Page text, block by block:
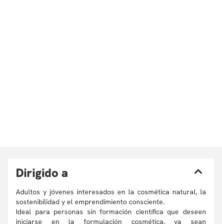
Dirigido a
Adultos y jóvenes interesados en la cosmética natural, la
sostenibilidad y el emprendimiento consciente.
Ideal para personas sin formación científica que deseen
iniciarse en la formulación cosmética, ya sean